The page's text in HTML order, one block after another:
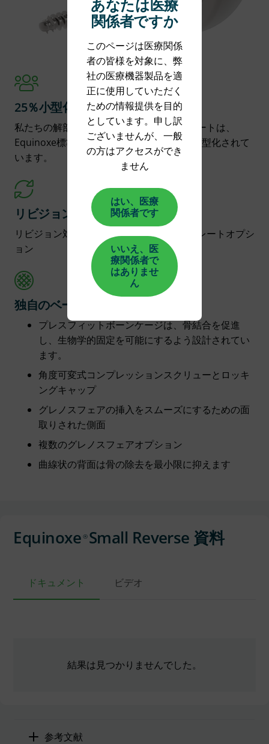
25％小型化
私たちの解剖学的で洋ナシ型のベースプレートは、
Equinoxe標準ベースプレートよりも25％小型化されて
います。
リビジョン対応
リビジョン対応のオーギュメントベースプレートオプシ
ョン
独自のベースプレート設計
プレスフィットボーンケージは、骨結合を促進
し、生物学的固定を可能にするよう設計されてい
ます。
角度可変式コンプレッションスクリューとロッキ
ングキャップ
グレノスフェアの挿入をスムーズにするための面
取りされた側面
複数のグレノスフェアオプション
曲線状の背面は骨の除去を最小限に抑えます
Equinoxe ® Small Reverse 資料
ドキュメント ビデオ
結果は見つかりませんでした。
参考文献
あなたは医療
関係者ですか
このページは医療関係
者の皆様を対象に、弊
社の医療機器製品を適
正に使用していただく
ための情報提供を目的
としています。申し訳
ございませんが、一般
の方はアクセスができ
ません
はい、医療
関係者です
いいえ、医
療関係者で
はありませ
ん